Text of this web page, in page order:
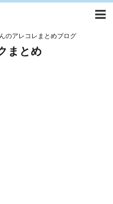
のアレコレまとめブログ
まとめ